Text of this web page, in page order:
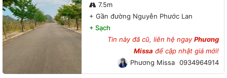
7.5m
+ Gần đường Nguyễn Phước Lan
+ Sạch
Tin này đã cũ, liên hệ ngayPhương
Missa để cập nhật giá mới!
Phương Missa 0934964914